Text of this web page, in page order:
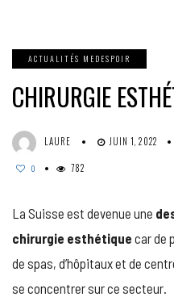
ACTUALITÉS MEDESPOIR
CHIRURGIE
LAURE JUIN 1, 2022
0 782
La Suisse est devenue une
chirurgie esthétique car de
de spas, d’hôpitaux et de
se concentrer sur ce secteur.